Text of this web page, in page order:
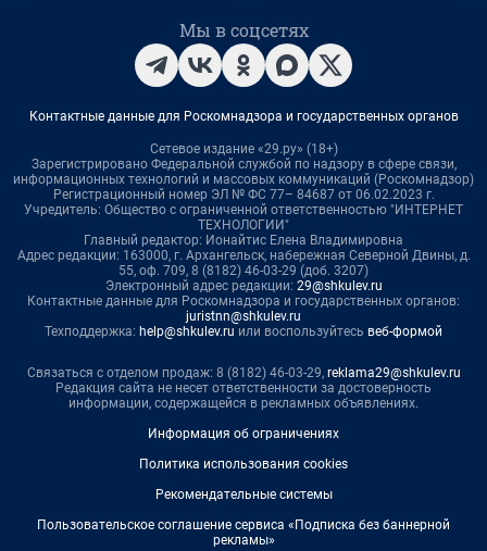
Мы в соцсетях
Контактные данные для Роскомнадзора и государственных органов
Сетевое издание «29.ру» (18+)
Зарегистрировано Федеральной службой по надзору в сфере связи,
информационных технологий и массовых коммуникаций (Роскомнадзор)
Регистрационный номер ЭЛ № ФС 77– 84687 от 06.02.2023 г.
Учредитель: Общество с ограниченной ответственностью "ИНТЕРНЕТ
ТЕХНОЛОГИИ"
Главный редактор: Ионайтис Елена Владимировна
Адрес редакции: 163000, г. Архангельск, набережная Северной Двины, д.
55, оф. 709, 8 (8182) 46-03-29 (доб. 3207)
Электронный адрес редакции: 29@shkulev.ru
Контактные данные для Роскомнадзора и государственных органов:
juristnn@shkulev.ru
Техподдержка: help@shkulev.ru или воспользуйтесь веб-формой
Связаться с отделом продаж: 8 (8182) 46-03-29, reklama29@shkulev.ru
Редакция сайта не несет ответственности за достоверность
информации, содержащейся в рекламных объявлениях.
Информация об ограничениях
Политика использования cookies
Рекомендательные системы
Пользовательское соглашение сервиса «Подписка без баннерной
рекламы»